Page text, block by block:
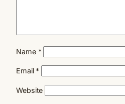
Name *
Email *
Website